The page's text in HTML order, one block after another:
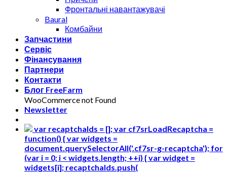
Фронтальні навантажувачі
Baural
Комбайни
Запчастини
Сервіс
Фінансування
Партнери
Контакти
Блог FreeFarm
WooCommerce not Found
Newsletter
var recaptchaIds = []; var cf7srLoadRecaptcha =
function() { var widgets =
document.querySelectorAll('.cf7sr-g-recaptcha'); for
(var i = 0; i < widgets.length; ++i) { var widget =
widgets[i]; recaptchaIds.push(